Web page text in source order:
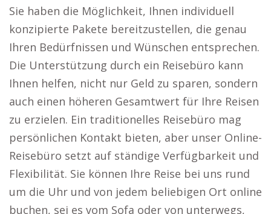
Sie haben die Möglichkeit, Ihnen individuell
konzipierte Pakete bereitzustellen, die genau
Ihren Bedürfnissen und Wünschen entsprechen.
Die Unterstützung durch ein Reisebüro kann
Ihnen helfen, nicht nur Geld zu sparen, sondern
auch einen höheren Gesamtwert für Ihre Reisen
zu erzielen. Ein traditionelles Reisebüro mag
persönlichen Kontakt bieten, aber unser Online-
Reisebüro setzt auf ständige Verfügbarkeit und
Flexibilität. Sie können Ihre Reise bei uns rund
um die Uhr und von jedem beliebigen Ort online
buchen, sei es vom Sofa oder von unterwegs,